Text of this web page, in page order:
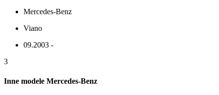
Mercedes-Benz
Viano
09.2003 -
3
Inne modele Mercedes-Benz